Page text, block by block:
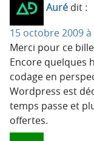
Auré dit :
15 octobre 2009
Merci pour ce
Encore quelques
codage en
Wordpress est
temps passe et
offertes.